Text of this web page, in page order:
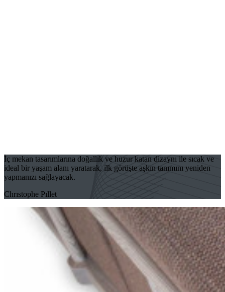
İç mekan tasarımlarına doğallık ve huzur katan dizaynı ile sıcak ve
ideal bir yaşam alanı yaratarak, ilk görüşte aşkın tanımını yeniden
yapmanızı sağlayacak.
Chrıstophe Pıllet